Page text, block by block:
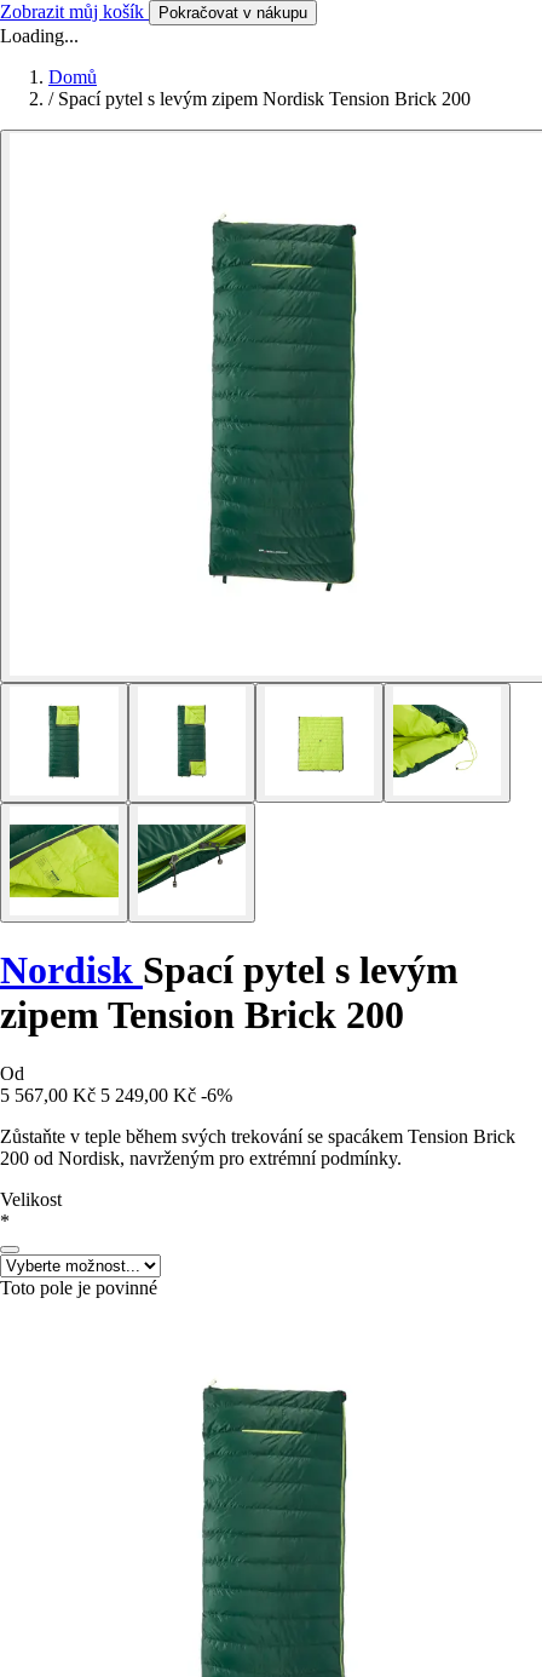
Zobrazit můj košík Pokračovat v nákupu
Loading...
Domů
/ Spací pytel s levým zipem Nordisk Tension Brick 200
Nordisk Spací pytel s levým
zipem Tension Brick 200
Od
5 567,00 Kč 5 249,00 Kč -6%
Zůstaňte v teple během svých trekování se spacákem Tension Brick
200 od Nordisk, navrženým pro extrémní podmínky.
Velikost
*
Toto pole je povinné